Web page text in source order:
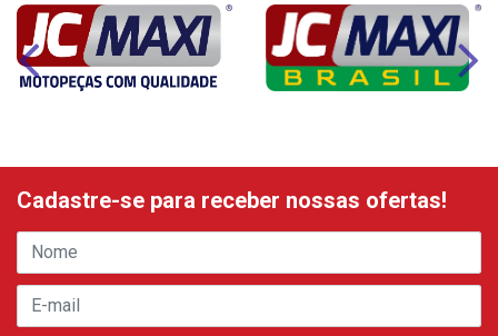
Cadastre-se para receber nossas ofertas!